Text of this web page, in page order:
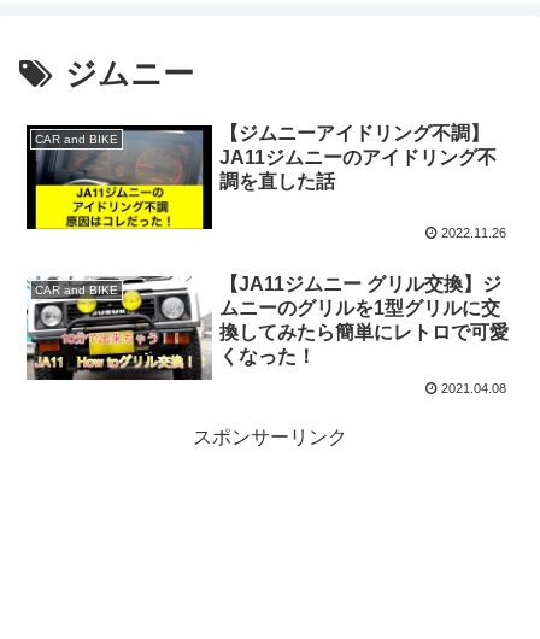
ジムニー
CAR and BIKE
【ジムニーアイドリング不調】
JA11ジムニーのアイドリング不
調を直した話
2022.11.26
CAR and BIKE
【JA11ジムニー グリル交換】ジ
ムニーのグリルを1型グリルに交
換してみたら簡単にレトロで可愛
くなった！
2021.04.08
スポンサーリンク